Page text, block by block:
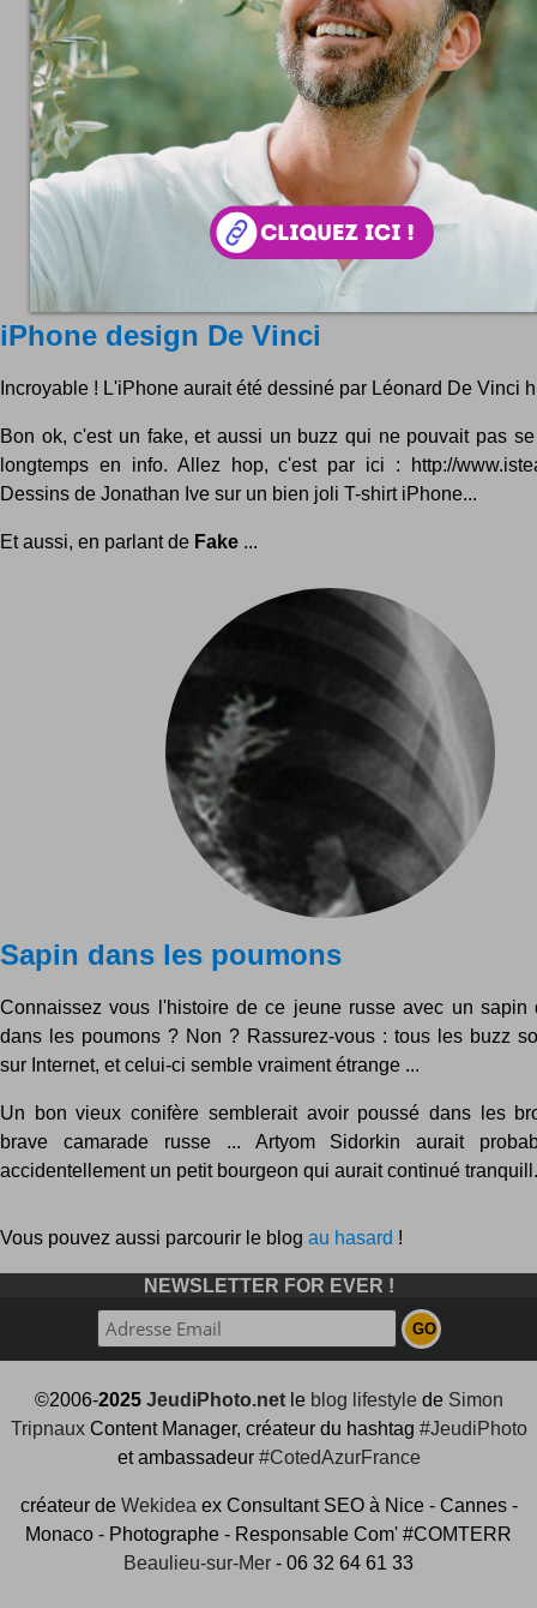
iPhone design De Vinci
Incroyable ! L'iPhone aurait été dessiné par Léonard De Vinci
Bon ok, c'est un fake, et aussi un buzz qui ne pouvait pas
longtemps en info. Allez hop, c'est par ici : http://
Dessins de Jonathan Ive sur un bien joli T-shirt iPhone...
Et aussi, en parlant de Fake ...
Sapin dans les poumons
Connaissez vous l'histoire de ce jeune russe avec un sapin
dans les poumons ? Non ? Rassurez-vous : tous les buzz
sur Internet, et celui-ci semble vraiment étrange ...
Un bon vieux conifère semblerait avoir poussé dans les
brave camarade russe ... Artyom Sidorkin aurait
accidentellement un petit bourgeon qui aurait continué
Vous pouvez aussi parcourir le blog au hasard !
NEWSLETTER FOR EVER !
©2006-2025 JeudiPhoto.netle blog lifestylede Simon
TripnauxContent Manager, créateur du hashtag #JeudiPhoto
et ambassadeur #CotedAzurFrance
créateur de Wekidea ex Consultant SEO à Nice - Cannes -
Monaco - Photographe - Responsable Com' #COMTERR
Beaulieu-sur-Mer - 06 32 64 61 33